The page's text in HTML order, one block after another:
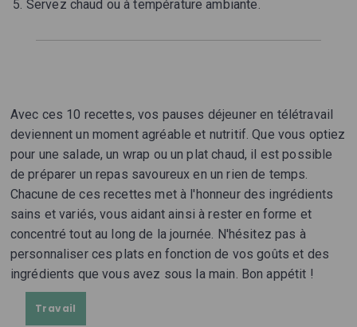
Servez chaud ou à température ambiante.
Avec ces 10 recettes, vos pauses déjeuner en télétravail
deviennent un moment agréable et nutritif. Que vous optiez
pour une salade, un wrap ou un plat chaud, il est possible
de préparer un repas savoureux en un rien de temps.
Chacune de ces recettes met à l'honneur des ingrédients
sains et variés, vous aidant ainsi à rester en forme et
concentré tout au long de la journée. N'hésitez pas à
personnaliser ces plats en fonction de vos goûts et des
ingrédients que vous avez sous la main. Bon appétit !
Travail